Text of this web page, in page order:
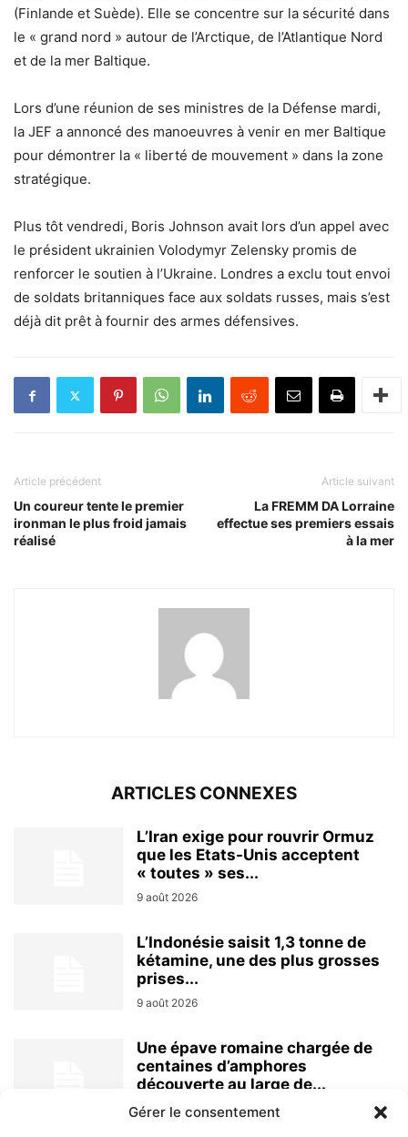
Gérer le consentement
(Finlande et Suède). Elle se concentre sur la sécurité dans
le « grand nord » autour de l’Arctique, de l’Atlantique Nord
et de la mer Baltique.
Lors d’une réunion de ses ministres de la Défense mardi,
la JEF a annoncé des manoeuvres à venir en mer Baltique
pour démontrer la « liberté de mouvement » dans la zone
stratégique.
Plus tôt vendredi, Boris Johnson avait lors d’un appel avec
le président ukrainien Volodymyr Zelensky promis de
renforcer le soutien à l’Ukraine. Londres a exclu tout envoi
de soldats britanniques face aux soldats russes, mais s’est
déjà dit prêt à fournir des armes défensives.
Article précédent
Un coureur tente le premier
ironman le plus froid jamais
réalisé
Article suivant
La FREMM DA Lorraine
effectue ses premiers essais
à la mer
ARTICLES CONNEXES
L’Iran exige pour rouvrir Ormuz
que les Etats-Unis acceptent
« toutes » ses...
9 août 2026
L’Indonésie saisit 1,3 tonne de
kétamine, une des plus grosses
prises...
9 août 2026
Une épave romaine chargée de
centaines d’amphores
découverte au large de...
9 août 2026